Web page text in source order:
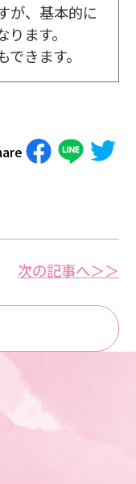
が、基本的に
ます。
きます。
次の記事へ＞＞